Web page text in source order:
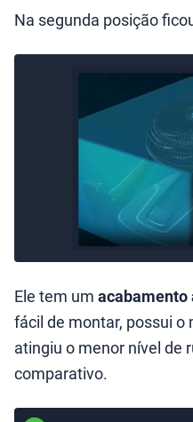
Na segunda posição
Ele tem um acabamento
fácil de montar, possui o
atingiu o menor nível de
comparativo.